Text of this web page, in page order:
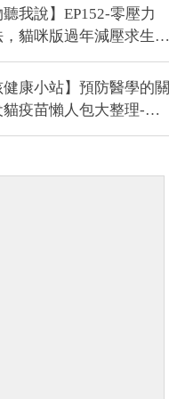
聽我說】EP152-零壓力
貓咪版過年減壓求生
專業獸醫—黃偉珍
健康小站】預防醫學的關
疫苗懶人包大整理-上
若芷獸醫師